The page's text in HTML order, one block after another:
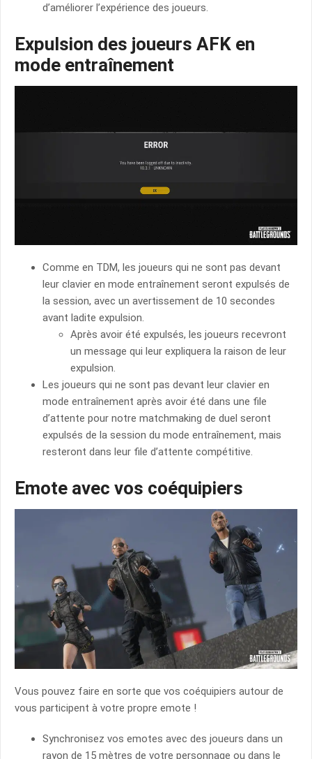
d’améliorer l’expérience des joueurs.
Expulsion des joueurs AFK en
mode entraînement
Comme en TDM, les joueurs qui ne sont pas devant
leur clavier en mode entraînement seront expulsés de
la session, avec un avertissement de 10 secondes
avant ladite expulsion.
Après avoir été expulsés, les joueurs recevront
un message qui leur expliquera la raison de leur
expulsion.
Les joueurs qui ne sont pas devant leur clavier en
mode entraînement après avoir été dans une file
d’attente pour notre matchmaking de duel seront
expulsés de la session du mode entraînement, mais
resteront dans leur file d’attente compétitive.
Emote avec vos coéquipiers
Vous pouvez faire en sorte que vos coéquipiers autour de
vous participent à votre propre emote !
Synchronisez vos emotes avec des joueurs dans un
rayon de 15 mètres de votre personnage ou dans le